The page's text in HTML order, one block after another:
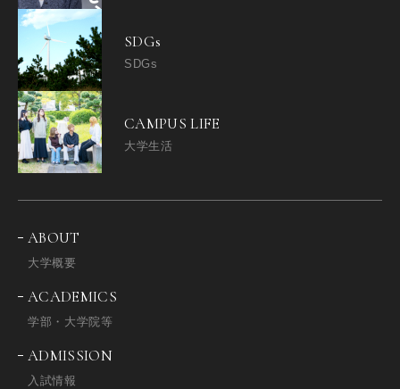
SDGs
SDGs
CAMPUS LIFE
大学生活
ABOUT
大学概要
ACADEMICS
学部・大学院等
ADMISSION
入試情報